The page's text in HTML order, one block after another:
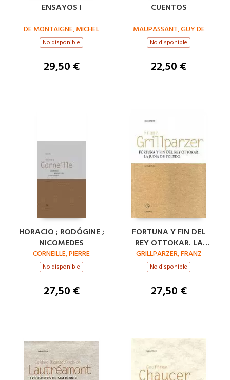
ENSAYOS I
DE MONTAIGNE, MICHEL
No disponible
29,50 €
CUENTOS
MAUPASSANT, GUY DE
No disponible
22,50 €
HORACIO ; RODÓGINE ;
NICOMEDES
CORNEILLE, PIERRE
No disponible
27,50 €
FORTUNA Y FIN DEL
REY OTTOKAR. LA
JUDIA DE TOLEDO
GRILLPARZER, FRANZ
No disponible
27,50 €